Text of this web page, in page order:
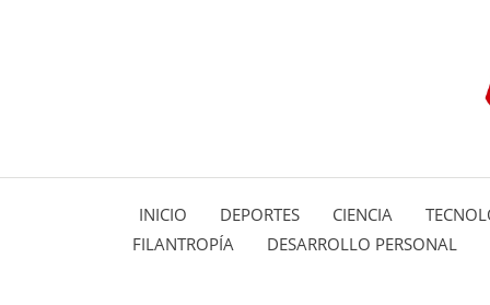
INICIO DEPORTES CIENCIA
FILANTROPÍA
DESARROLLO PERSONAL